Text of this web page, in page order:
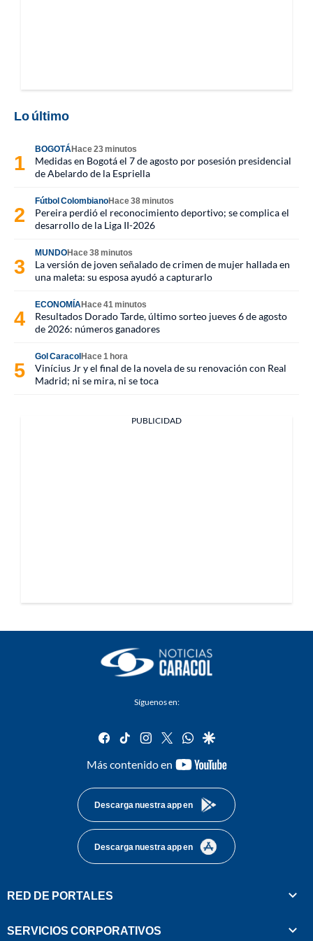
Lo último
BOGOTÁHace 23 minutos
Medidas en Bogotá el 7 de agosto por posesión presidencial
de Abelardo de la Espriella
Fútbol ColombianoHace 38 minutos
Pereira perdió el reconocimiento deportivo; se complica el
desarrollo de la Liga II-2026
MUNDOHace 38 minutos
La versión de joven señalado de crimen de mujer hallada en
una maleta: su esposa ayudó a capturarlo
ECONOMÍAHace 41 minutos
Resultados Dorado Tarde, último sorteo jueves 6 de agosto
de 2026: números ganadores
Gol CaracolHace 1 hora
Vinícius Jr y el final de la novela de su renovación con Real
Madrid; ni se mira, ni se toca
PUBLICIDAD
Síguenos en:
facebook
tiktok instagram
twitterwhatsapp
google
Más contenido en
youtube-
Descarga nuestra app en
Descarga nuestra app en
RED DE PORTALES
SERVICIOS CORPORATIVOS